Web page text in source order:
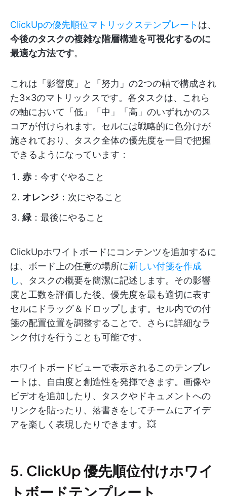
ClickUpの優先順位マトリックステンプレート は、
今後のタスクの複雑な階層構造を可視化するのに
最適な方法です。
これは「影響度」と「努力」の2つの軸で構成され
た3×3のマトリックスです。各タスクは、これら
の軸において「低」「中」「高」のいずれかのス
コアが付けられます。セルには戦略的に色分けが
施されており、タスク全体の優先度を一目で把握
できるようになっています：
赤 ：今すぐやること
オレンジ ：次にやること
緑 ：最後にやること
ClickUpホワイトボードにコンテンツを追加するに
は、ボード上の任意の場所に新しい付箋を作成
し 、タスクの概要を簡潔に記述します。その影響
度と工数を評価した後、優先度を最も適切に表す
セルにドラッグ＆ドロップします。セル内での付
箋の配置位置を調整することで、さらに詳細なラ
ンク付けを行うことも可能です。
ホワイトボードビューで表示されるこのテンプレ
ートは、自由度と創造性を発揮できます。画像や
ビデオを追加したり、タスクやドキュメントへの
リンクを貼ったり、落書きをしてチームにアイデ
アを楽しく表現したりできます。💥
5. ClickUp 優先順位付けホワイ
トボードテンプレート